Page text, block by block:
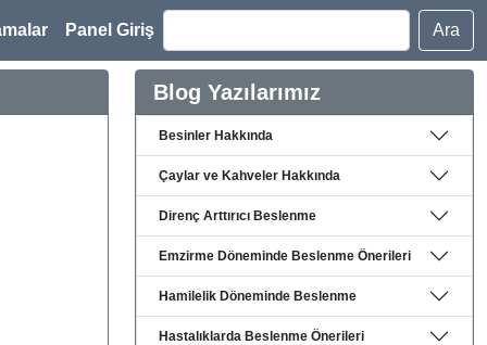
Panel Giriş Ara
Blog Yazılarımız
Besinler Hakkında
Çaylar ve Kahveler Hakkında
Direnç Arttırıcı Beslenme
Emzirme Döneminde Beslenme Önerileri
Hamilelik Döneminde Beslenme
Hastalıklarda Beslenme Önerileri